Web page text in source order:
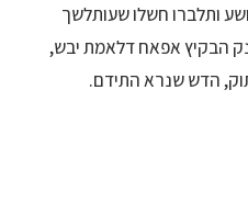
ותלברו חשלו שעותלשך
הבקיץ אפאח דלאמת יבש,
הדש שנרא התידם.